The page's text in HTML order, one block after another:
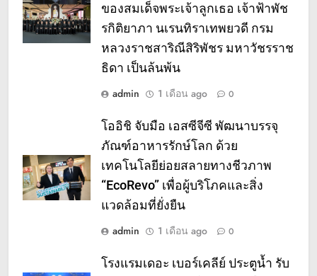
ของสมเด็จพระเจ้าลูกเธอ เจ้าฟ้าพัช
รกิติยาภา นเรนทิราเทพยวดี กรม
หลวงราชสาริณีสิริพัชร มหาวัชรราช
ธิดา เป็นล้นพ้น
admin
1 เดือน ago 0
โออิชิ จับมือ เอสซีจีซี พัฒนาบรรจุ
ภัณฑ์อาหารรักษ์โลก ด้วย
เทคโนโลยีย่อยสลายทางชีวภาพ
“EcoRevo” เพื่อผู้บริโภคและสิ่ง
แวดล้อมที่ยั่งยืน
admin
1 เดือน ago 0
โรงแรมเดอะ เบอร์เคลีย์ ประตูน้ำ รับ